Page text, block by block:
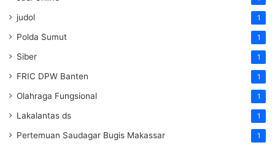
judol 1
Polda Sumut 1
Siber 1
FRIC DPW Banten 1
Olahraga Fungsional 1
Lakalantas ds 1
Pertemuan Saudagar Bugis Makassar 1